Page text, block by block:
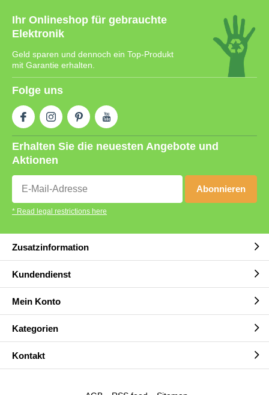
Ihr Onlineshop für gebrauchte
Elektronik
Geld sparen und dennoch ein Top-Produkt
mit Garantie erhalten.
Folge uns
Erhalten Sie die neuesten Angebote und
Aktionen
Abonnieren
* Read legal restrictions here
Zusatzinformation
Kundendienst
Mein Konto
Kategorien
Kontakt